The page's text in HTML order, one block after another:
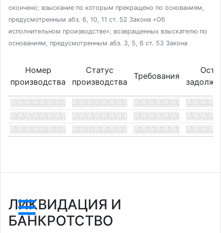
окончено; взыскание по которым прекращено по основаниям,
предусмотренным абз. 6, 10, 11 ст. 52 Закона «Об
исполнительном производстве»; возвращенных взыскателю по
основаниям, предусмотренным абз. 3, 5, 6 ст. 53 Закона
Номер
производства
Статус
производства
Требования
ЛИКВИДАЦИЯ И
БАНКРОТСТВО